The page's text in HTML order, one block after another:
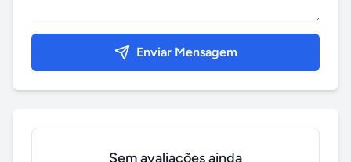
Enviar Mensagem
Sem avaliações ainda